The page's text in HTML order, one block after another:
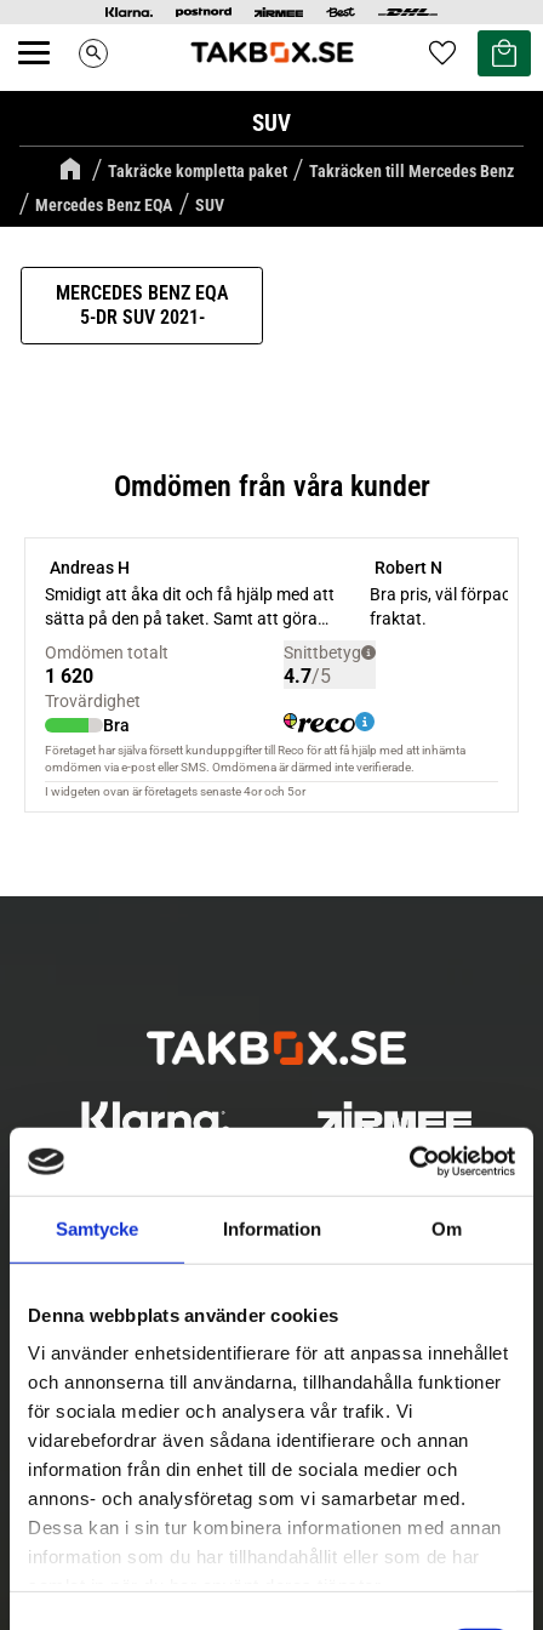
Samtycke Information Om
Denna webbplats använder cookies
Vi använder enhetsidentifierare för att anpassa innehållet
och annonserna till användarna, tillhandahålla funktioner
för sociala medier och analysera vår trafik. Vi
vidarebefordrar även sådana identifierare och annan
information från din enhet till de sociala medier och
annons- och analysföretag som vi samarbetar med.
Dessa kan i sin tur kombinera informationen med annan
information som du har tillhandahållit eller som de har
Meny search Favoriter
Kundvagn
SUV
Takräcke kompletta paket
Takräcken till Mercedes Benz
Mercedes Benz EQA
SUV
MERCEDES BENZ EQA
5-DR SUV 2021-
Betala säkert
|| Välj ||
Snabba leveranser
||
Eller ||
Hämta på lagret med/utan montering